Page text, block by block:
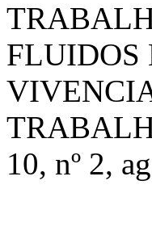
FLUIDOS
10, nº 2,